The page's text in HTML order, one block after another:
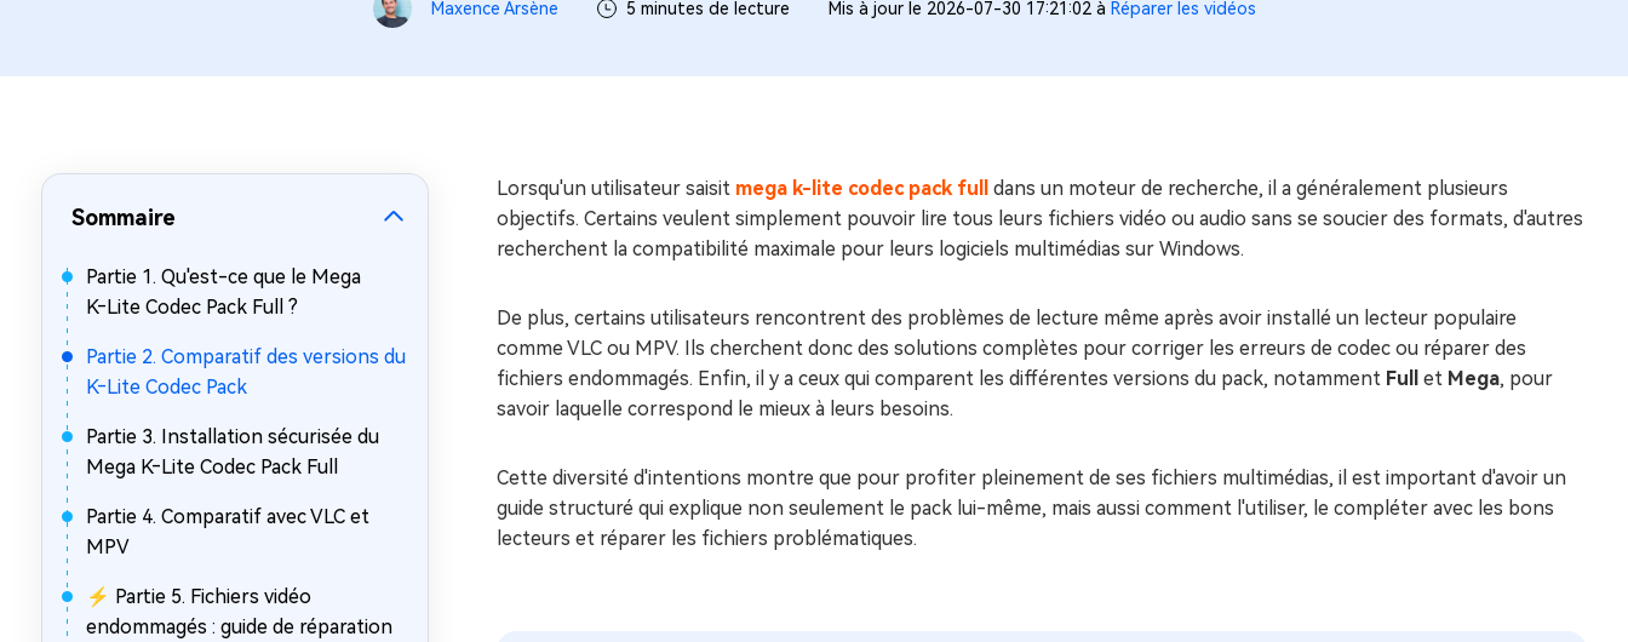
Réparer les fichiers PST/OST
en quelques minutes
Réparer les problèmes Mac
Maxence Arsène 5 minutes de lecture Mis à jour le 2026-07-30 17:21:02 à Réparer les vidéos
Sommaire
Partie 1. Qu'est-ce que le Mega
K‑Lite Codec Pack Full ?
Partie 2. Comparatif des versions du
K‑Lite Codec Pack
Partie 3. Installation sécurisée du
Mega K‑Lite Codec Pack Full
Partie 4. Comparatif avec VLC et
MPV
⚡ Partie 5. Fichiers vidéo
endommagés : guide de réparation
Lorsqu'un utilisateur saisit mega k-lite codec pack full
dans un moteur de recherche, il a généralement plusieurs
objectifs. Certains veulent simplement pouvoir lire tous leurs fichiers vidéo ou audio sans se soucier des formats, d'autres
recherchent la compatibilité maximale pour leurs logiciels multimédias sur Windows.
De plus, certains utilisateurs rencontrent des problèmes de lecture même après avoir installé un lecteur populaire
comme VLC ou MPV. Ils cherchent donc des solutions complètes pour corriger les erreurs de codec ou réparer des
fichiers endommagés. Enfin, il y a ceux qui comparent les différentes versions du pack, notamment Full et Mega, pour
savoir laquelle correspond le mieux à leurs besoins.
Cette diversité d'intentions montre que pour profiter pleinement de ses fichiers multimédias, il est important d'avoir un
guide structuré qui explique non seulement le pack lui-même, mais aussi comment l'utiliser, le compléter avec les bons
lecteurs et réparer les fichiers problématiques.